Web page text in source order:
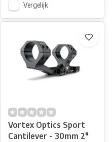
Vergelijk
Vortex Optics Sport
Cantilever - 30mm 2"